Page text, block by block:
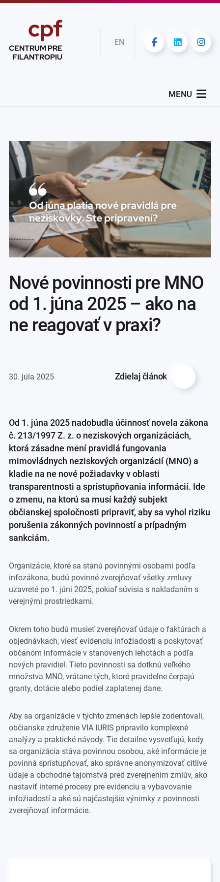
cpf
CENTRUM PRE
FILANTROPIU
EN
MENU
30. júla 2025 Zdielaj článok
Nové povinnosti pre MNO
od 1. júna 2025 – ako na
ne reagovať v praxi?
Od 1. júna 2025 nadobudla účinnosť novela zákona
č. 213/1997 Z. z. o neziskových organizáciách,
ktorá zásadne mení pravidlá fungovania
mimovládnych neziskových organizácií (MNO) a
kladie na ne nové požiadavky v oblasti
transparentnosti a sprístupňovania informácií. Ide
o zmenu, na ktorú sa musí každý subjekt
občianskej spoločnosti pripraviť, aby sa vyhol riziku
porušenia zákonných povinností a prípadným
sankciám.
Organizácie, ktoré sa stanú povinnými osobami podľa
infozákona, budú povinné zverejňovať všetky zmluvy
uzavreté po 1. júni 2025, pokiaľ súvisia s nakladaním s
verejnými prostriedkami.
Okrem toho budú musieť zverejňovať údaje o faktúrach a
objednávkach, viesť evidenciu infožiadostí a poskytovať
občanom informácie v stanovených lehotách a podľa
nových pravidiel. Tieto povinnosti sa dotknú veľkého
množstva MNO, vrátane tých, ktoré pravidelne čerpajú
granty, dotácie alebo podiel zaplatenej dane.
Aby sa organizácie v týchto zmenách lepšie zorientovali,
občianske združenie VIA IURIS pripravilo komplexné
analýzy a praktické návody. Tie detailne vysvetľujú, kedy
sa organizácia stáva povinnou osobou, aké informácie je
povinná sprístupňovať, ako správne anonymizovať citlivé
údaje a obchodné tajomstvá pred zverejnením zmlúv, ako
nastaviť interné procesy pre evidenciu a vybavovanie
infožiadostí a aké sú najčastejšie výnimky z povinnosti
zverejňovať informácie.